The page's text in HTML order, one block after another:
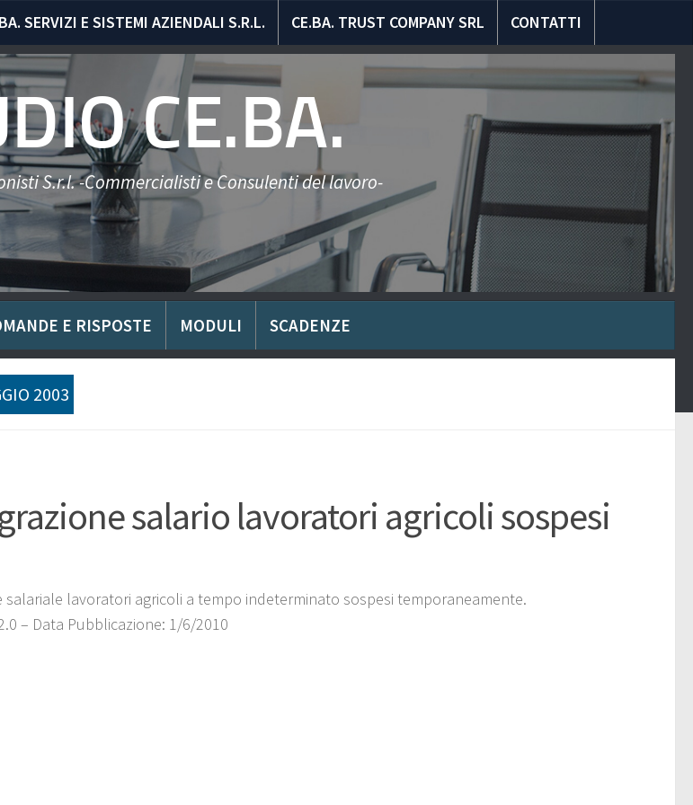
SERVIZI E SISTEMI AZIENDALI S.R.L. CE.BA. TRUST COMPANY SRL CONTATTI
CE.BA.
S.r.l. -Commercialisti e Consulenti del lavoro-
E RISPOSTE MODULI SCADENZE
2003
salario lavoratori agricoli sospesi
salariale lavoratori agricoli a tempo indeterminato sospesi temporaneamente.
– Data Pubblicazione: 1/6/2010